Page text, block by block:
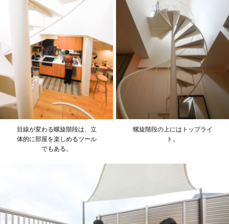
目線が変わる螺旋階段は、立
体的に部屋を楽しめるツール
でもある。
螺旋階段の上にはトップライ
ト。